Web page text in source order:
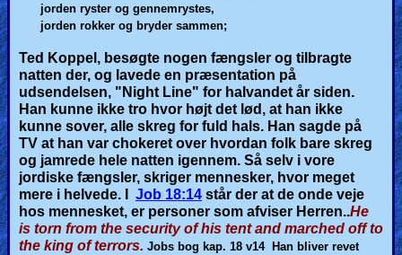
jorden ryster og gennemrystes,
jorden rokker og bryder sammen;
Ted Koppel, besøgte nogen fængsler og tilbragte
natten der, og lavede en præsentation på
udsendelsen, "Night Line" for halvandet år siden.
Han kunne ikke tro hvor højt det lød, at han ikke
kunne sover, alle skreg for fuld hals. Han sagde på
TV at han var chokeret over hvordan folk bare skreg
og jamrede hele natten igennem. Så selv i vore
jordiske fængsler, skriger mennesker, hvor meget
mere i helvede.
Job 18:14 står der at de onde veje
hos mennesket, er personer som afviser Herren..He
is torn from the security of his tent and marched off to
the king of terrors. Jobs bog kap. 18 v14Han bliver revet